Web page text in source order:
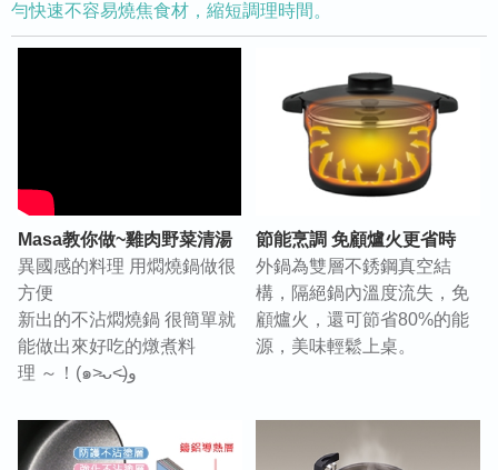
勻快速不容易燒焦食材，縮短調理時間。
Masa教你做~雞肉野菜清湯
異國感的料理 用燜燒鍋做很
方便
新出的不沾燜燒鍋 很簡單就
能做出來好吃的燉煮料
理 ～！(๑˃̵ᴗ˂̵)و
節能烹調 免顧爐火更省時
外鍋為雙層不銹鋼真空結
構，隔絕鍋內溫度流失，免
顧爐火，還可節省80%的能
源，美味輕鬆上桌。